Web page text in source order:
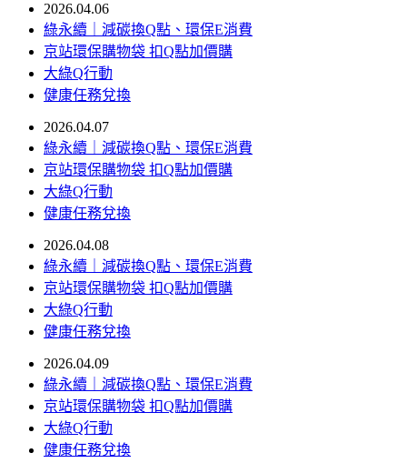
2026.04.06
綠永續｜減碳換Q點、環保E消費
京站環保購物袋 扣Q點加價購
大綠Q行動
健康任務兌換
2026.04.07
綠永續｜減碳換Q點、環保E消費
京站環保購物袋 扣Q點加價購
大綠Q行動
健康任務兌換
2026.04.08
綠永續｜減碳換Q點、環保E消費
京站環保購物袋 扣Q點加價購
大綠Q行動
健康任務兌換
2026.04.09
綠永續｜減碳換Q點、環保E消費
京站環保購物袋 扣Q點加價購
大綠Q行動
健康任務兌換